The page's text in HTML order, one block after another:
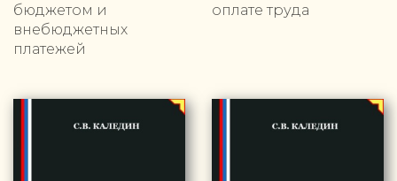
бюджетом и
внебюджетных
платежей
оплате труда